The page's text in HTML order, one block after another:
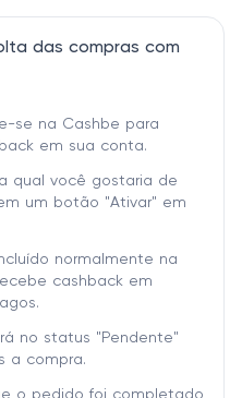
das compras com
se na Cashbe para
em sua conta.
qual você gostaria de
um botão "Ativar" em
normalmente na
cashback em
no status "Pendente"
a compra.
o pedido foi completado